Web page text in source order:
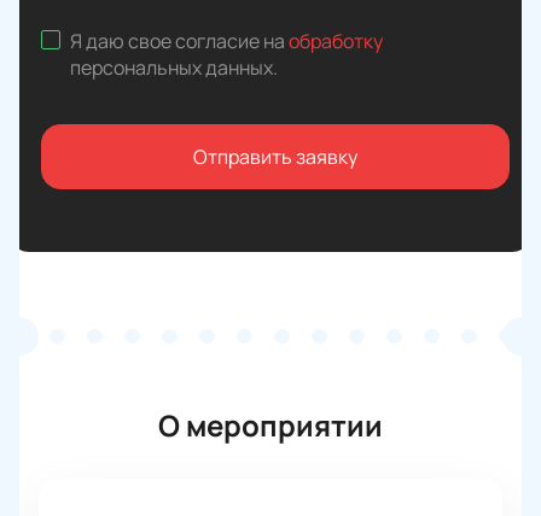
Я даю свое согласие наобработку
персональных данных.
Отправить заявку
О мероприятии